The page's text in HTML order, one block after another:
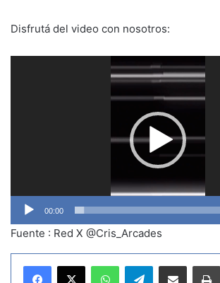
Disfrutá del video con nosotros:
00:00
Fuente : Red X @Cris_Arcades
Telegram